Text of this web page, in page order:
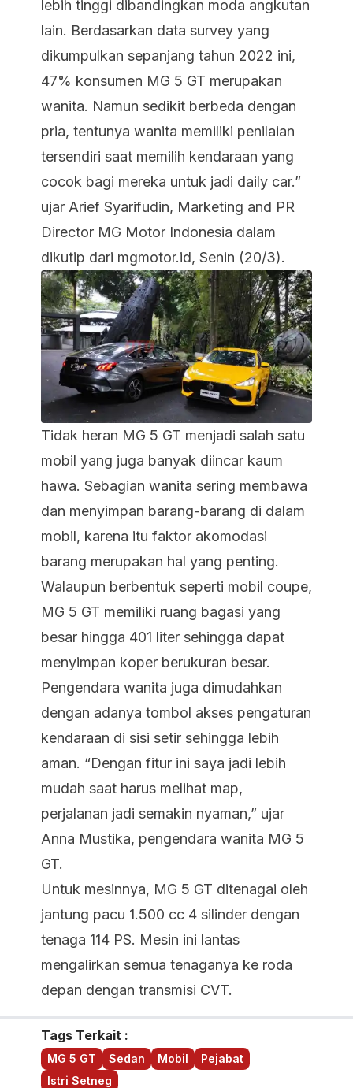
lebih tinggi dibandingkan moda angkutan
lain. Berdasarkan data survey yang
dikumpulkan sepanjang tahun 2022 ini,
47% konsumen MG 5 GT merupakan
wanita. Namun sedikit berbeda dengan
pria, tentunya wanita memiliki penilaian
tersendiri saat memilih kendaraan yang
cocok bagi mereka untuk jadi daily car.”
ujar Arief Syarifudin, Marketing and PR
Director MG Motor Indonesia dalam
dikutip dari mgmotor.id, Senin (20/3).
Tidak heran MG 5 GT menjadi salah satu
mobil yang juga banyak diincar kaum
hawa. Sebagian wanita sering membawa
dan menyimpan barang-barang di dalam
mobil, karena itu faktor akomodasi
barang merupakan hal yang penting.
Walaupun berbentuk seperti mobil coupe,
MG 5 GT memiliki ruang bagasi yang
besar hingga 401 liter sehingga dapat
menyimpan koper berukuran besar.
Pengendara wanita juga dimudahkan
dengan adanya tombol akses pengaturan
kendaraan di sisi setir sehingga lebih
aman. “Dengan fitur ini saya jadi lebih
mudah saat harus melihat map,
perjalanan jadi semakin nyaman,” ujar
Anna Mustika, pengendara wanita MG 5
GT.
Untuk mesinnya, MG 5 GT ditenagai oleh
jantung pacu 1.500 cc 4 silinder dengan
tenaga 114 PS. Mesin ini lantas
mengalirkan semua tenaganya ke roda
depan dengan transmisi CVT.
Tags Terkait :
MG 5 GT Sedan Mobil
Pejabat
Istri Setneg